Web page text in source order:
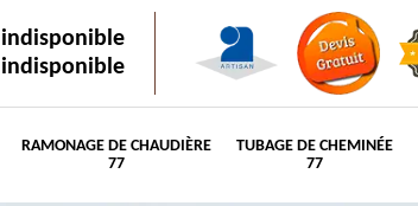
indisponible
indisponible
RAMONAGE DE CHAUDIÈRE
77
TUBAGE DE CHEMINÉE
77